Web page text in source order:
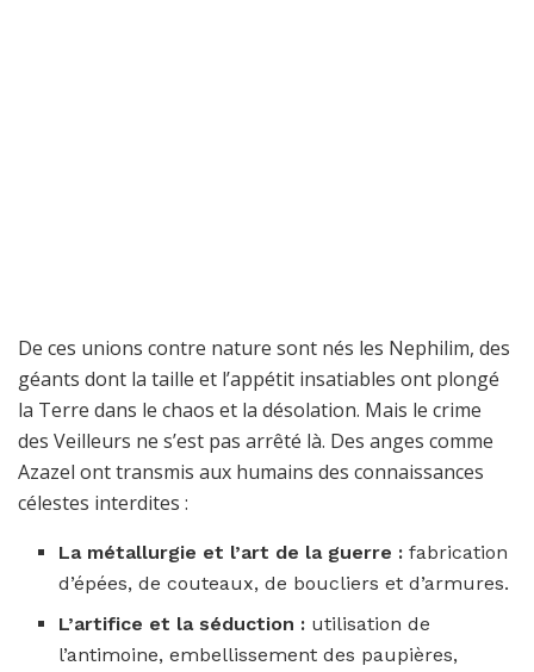
De ces unions contre nature sont nés les Nephilim, des
géants dont la taille et l’appétit insatiables ont plongé
la Terre dans le chaos et la désolation. Mais le crime
des Veilleurs ne s’est pas arrêté là. Des anges comme
Azazel ont transmis aux humains des connaissances
célestes interdites :
La métallurgie et l’art de la guerre : fabrication
d’épées, de couteaux, de boucliers et d’armures.
L’artifice et la séduction : utilisation de
l’antimoine, embellissement des paupières,